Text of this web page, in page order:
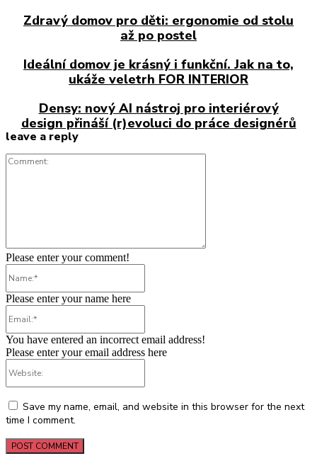
Zdravý domov pro děti: ergonomie od stolu
až po postel
Ideální domov je krásný i funkční. Jak na to,
ukáže veletrh FOR INTERIOR
Densy: nový AI nástroj pro interiérový
design přináší (r)evoluci do práce designérů
leave a reply
Please enter your comment!
Please enter your name here
You have entered an incorrect email address!
Please enter your email address here
Save my name, email, and website in this browser for the next
time I comment.